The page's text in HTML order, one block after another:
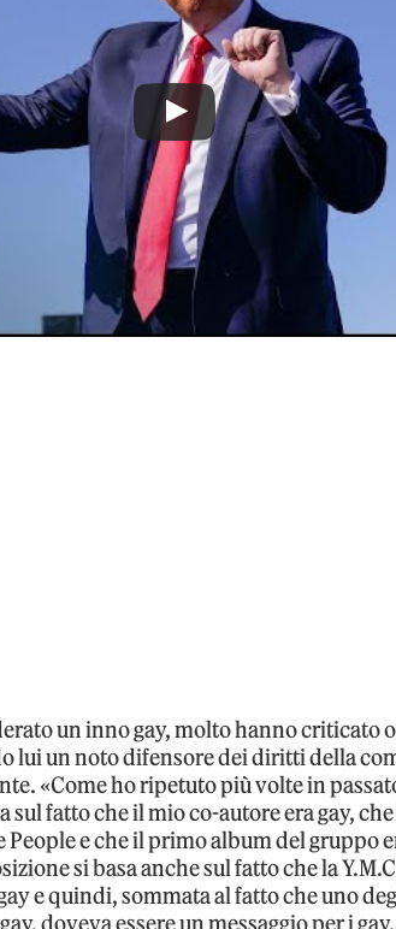
un inno gay, molto hanno criticato
lui un noto difensore dei diritti della
«Come ho ripetuto più volte in
sul fatto che il mio co-autore era gay,
e che il primo album del gruppo
si basa anche sul fatto che la
e quindi, sommata al fatto che uno